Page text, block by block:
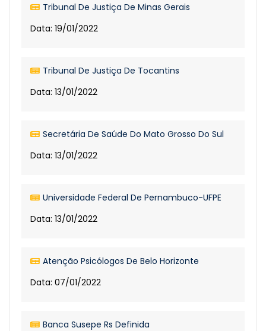
Tribunal De Justiça De Minas Gerais
Data: 19/01/2022
Tribunal De Justiça De Tocantins
Data: 13/01/2022
Secretária De Saúde Do Mato Grosso Do Sul
Data: 13/01/2022
Universidade Federal De Pernambuco-UFPE
Data: 13/01/2022
Atenção Psicólogos De Belo Horizonte
Data: 07/01/2022
Banca Susepe Rs Definida